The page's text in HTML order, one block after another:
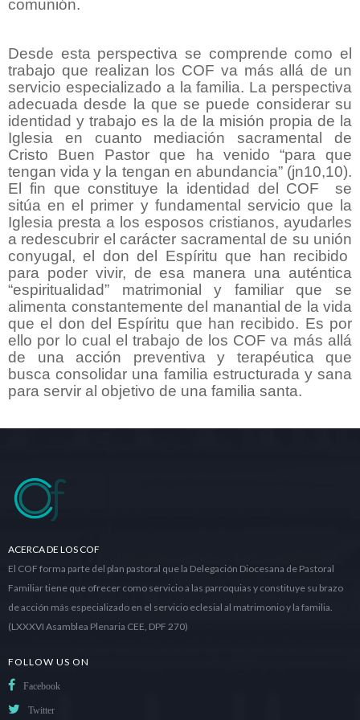
comunión.
Desde esta perspectiva se comprende como el
trabajo que realizan los COF va más allá de un
servicio especializado a la familia. La perspectiva
adecuada desde la que se puede considerar su
identidad y trabajo es la de la misión propia de la
Iglesia en cuanto mediación sacramental de
Cristo Buen Pastor que ha venido “para que
tengan vida y la tengan en abundancia” (jn10,10).
El fin que constituye la identidad del COF se
sitúa en el primer y fundamental servicio que la
Iglesia presta a los esposos cristianos, ayudarles
a redescubrir el carácter sacramental de su unión
conyugal, el don del Espíritu que han recibido
para poder vivir, de esa manera una auténtica
“espiritualidad” matrimonial y familiar que se
alimenta constantemente del manantial de la vida
que el don del Espíritu que han recibido. Es por
ello por lo cual el trabajo de los COF va más allá
de una acción preventiva y terapéutica que
busca consolidar una familia estructurada y sana
para servir al objetivo de una familia santa.
ACERCA DE LOS COF
El COF forma parte del plan pastoral que la Delegación Diocesana de Pastoral
Familiar tiene que ofrecer como servicio a las parroquias y constituye su brazo
de acción más especializado en el servicio eclesial al matrimonio y la familia.
(LXXXVI Asamblea Plenaria CEE, DPF 270)
FOLLOW US ON
Facebook
Twitter